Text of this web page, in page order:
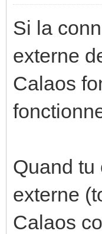
Si la
externe
Calaos
Quand tu
externe
Calaos